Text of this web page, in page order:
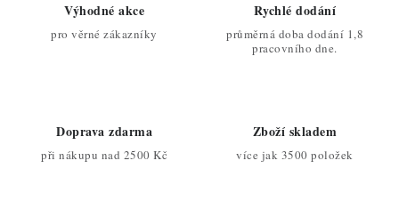
Výhodné akce
pro věrné zákazníky
Rychlé dodání
průměrná doba dodání 1,8
pracovního dne.
Doprava zdarma
při nákupu nad 2500 Kč
Zboží skladem
více jak 3500 položek